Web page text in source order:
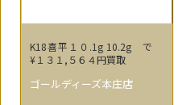
K18喜平１０.1g 10.2g で
¥１３１,５６４円買取
ゴールディーズ本庄店